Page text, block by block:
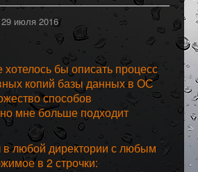
июля 2016
бы описать процесс
копий базы данных в ОС
способов
мне больше подходит
любой директории с любым
в 2 строчки: